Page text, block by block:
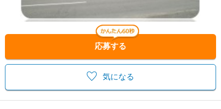
気になる
応募する